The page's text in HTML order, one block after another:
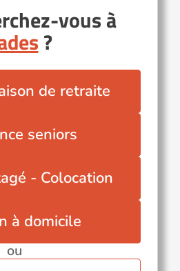
vous à
?
de retraite
seniors
- Colocation
à domicile
ou